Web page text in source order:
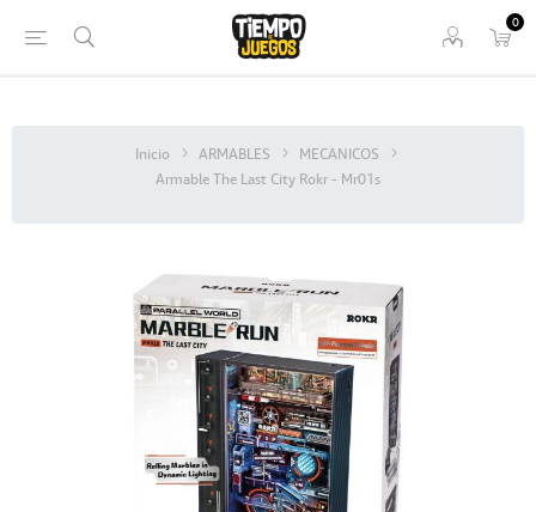
0
Inicio ARMABLES
MECANICOS
Armable The Last City Rokr - Mr01s